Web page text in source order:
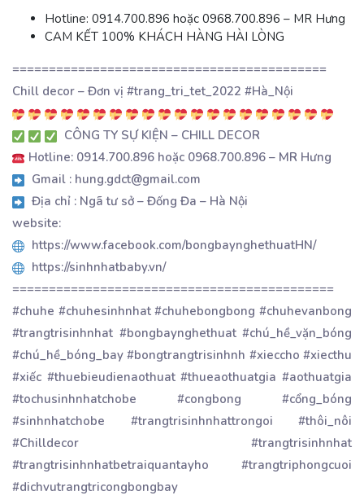
Hotline: 0914.700.896 hoặc 0968.700.896 – MR Hưng
CAM KẾT 100% KHÁCH HÀNG HÀI LÒNG
===========================================
Chill decor – Đơn vị #trang_tri_tet_2022 #Hà_Nội
CÔNG TY SỰ KIỆN – CHILL DECOR
Hotline: 0914.700.896 hoặc 0968.700.896 – MR Hưng
Gmail : hung.gdct@gmail.com
Địa chỉ : Ngã tư sở – Đống Đa – Hà Nội
website:
https://www.facebook.com/bongbaynghethuatHN/
https://sinhnhatbaby.vn/
============================================
#chuhe #chuhesinhnhat #chuhebongbong #chuhevanbong
#trangtrisinhnhat #bongbaynghethuat #chú_hề_vặn_bóng
#chú_hề_bóng_bay #bongtrangtrisinhnh #xieccho #xiecthu
#xiếc #thuebieudienaothuat #thueaothuatgia #aothuatgia
#tochusinhnhatchobe #congbong #cổng_bóng
#sinhnhatchobe #trangtrisinhnhattrongoi #thôi_nôi
#Chilldecor #trangtrisinhnhat
#trangtrisinhnhatbetraiquantayho #trangtriphongcuoi
#dichvutrangtricongbongbay